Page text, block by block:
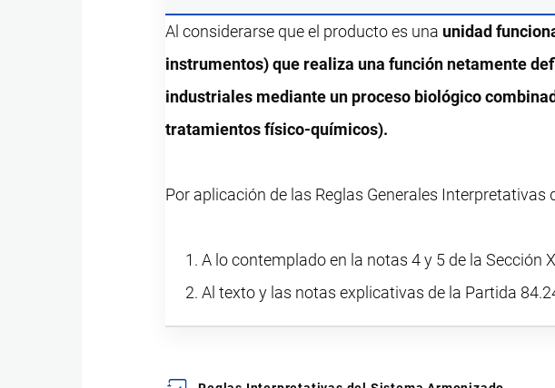
Al considerarse que el producto es una unidad
instrumentos) que realiza una función netamente
industriales mediante un proceso biológico
tratamientos físico-químicos).
Por aplicación de las Reglas Generales
A lo contemplado en la notas 4 y 5 de la Sección
Al texto y las notas explicativas de la Partida